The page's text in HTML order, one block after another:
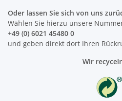
Oder lassen Sie sich von uns
Wählen Sie hierzu unsere
+49 (0) 6021 45480 0
und geben direkt dort Ihren
Wir